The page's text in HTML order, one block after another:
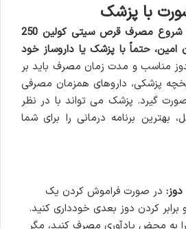
با پزشک
توصیه می شود قبل از شروع مصرف قرص سیتی کولین 250
حتماً با پزشک یا داروساز خود
مناسب و مدت زمان مصرف باید بر
پزشکی، داروهای همزمان مصرفی
گیرد. پزشک می تواند با در نظر
بهترین برنامه درمانی را برای شما
در صورت فراموش کردن یک
کردن دوز بعدی خودداری کنید.